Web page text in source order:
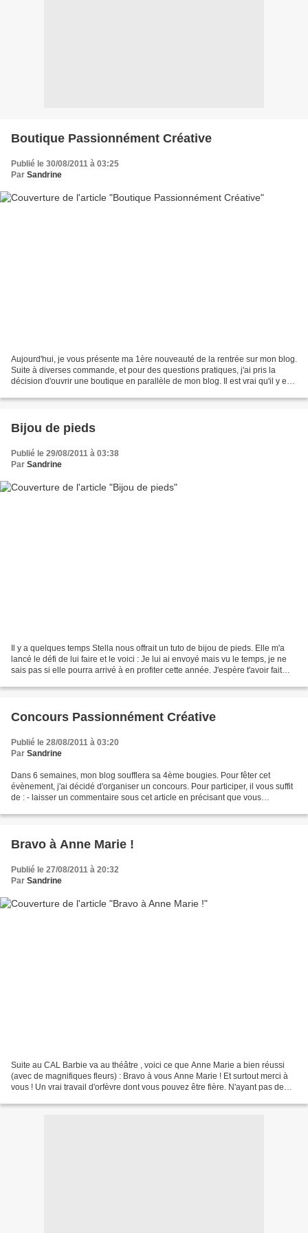
Boutique Passionnément Créative
Publié le 30/08/2011 à 03:25
Par Sandrine
Aujourd'hui, je vous présente ma 1ère nouveauté de la rentrée sur mon blog.
Suite à diverses commande, et pour des questions pratiques, j'ai pris la
décision d'ouvrir une boutique en parallèle de mon blog. Il est vrai qu'il y en
Bijou de pieds
Publié le 29/08/2011 à 03:38
Par Sandrine
Il y a quelques temps Stella nous offrait un tuto de bijou de pieds. Elle m'a
lancé le défi de lui faire et le voici : Je lui ai envoyé mais vu le temps, je ne
sais pas si elle pourra arrivé à en profiter cette année. J'espère t'avoir fait
Concours Passionnément Créative
Publié le 28/08/2011 à 03:20
Par Sandrine
Dans 6 semaines, mon blog soufflera sa 4ème bougies. Pour fêter cet
évènement, j'ai décidé d'organiser un concours. Pour participer, il vous suffit
de : - laisser un commentaire sous cet article en précisant que vous
Bravo à Anne Marie !
Publié le 27/08/2011 à 20:32
Par Sandrine
Suite au CAL Barbie va au théâtre , voici ce que Anne Marie a bien réussi
(avec de magnifiques fleurs) : Bravo à vous Anne Marie ! Et surtout merci à
vous ! Un vrai travail d'orfèvre dont vous pouvez être fière. N'ayant pas de